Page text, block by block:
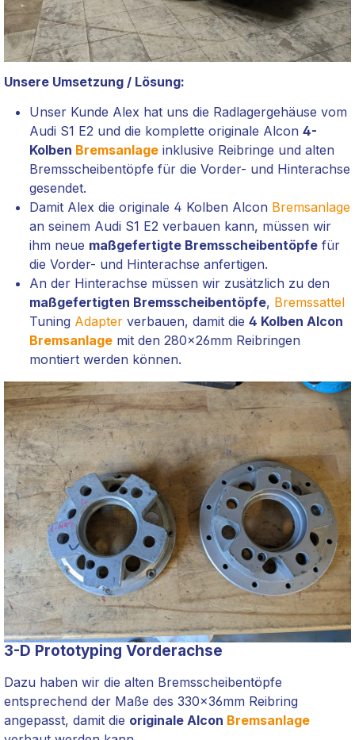
Unsere Umsetzung / Lösung:
Unser Kunde Alex hat uns die Radlagergehäuse vom
Audi S1 E2 und die komplette originale Alcon 4-
Kolben Bremsanlage inklusive Reibringe und alten
Bremsscheibentöpfe für die Vorder- und Hinterachse
gesendet.
Damit Alex die originale 4 Kolben Alcon Bremsanlage
an seinem Audi S1 E2 verbauen kann, müssen wir
ihm neue maßgefertigte Bremsscheibentöpfe für
die Vorder- und Hinterachse anfertigen.
An der Hinterachse müssen wir zusätzlich zu den
maßgefertigten Bremsscheibentöpfe, Bremssattel
Tuning Adapter verbauen, damit die 4 Kolben Alcon
Bremsanlage mit den 280x26mm Reibringen
montiert werden können.
3-D Prototyping Vorderachse
Dazu haben wir die alten Bremsscheibentöpfe
entsprechend der Maße des 330x36mm Reibring
angepasst, damit die originale Alcon Bremsanlage